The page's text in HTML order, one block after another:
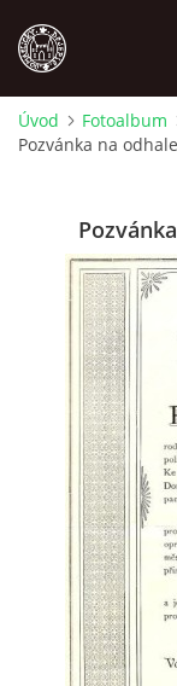
MÍSTOPIS
NÁRODOPIS
OSOBNOSTI
OSTATNÍ
ODKAZY
DŮL NA SLÍDU
Úvod Fotoalbum
Pozvánka na